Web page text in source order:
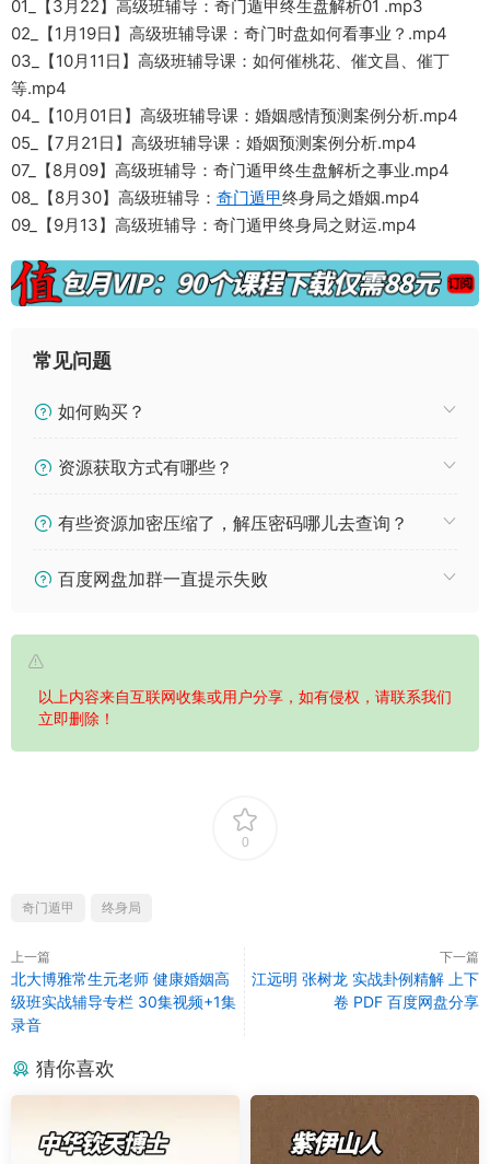
01_【3月22】高级班辅导：奇门遁甲终生盘解析01 .mp3
02_【1月19日】高级班辅导课：奇门时盘如何看事业？.mp4
03_【10月11日】高级班辅导课：如何催桃花、催文昌、催丁
等.mp4
04_【10月01日】高级班辅导课：婚姻感情预测案例分析.mp4
05_【7月21日】高级班辅导课：婚姻预测案例分析.mp4
07_【8月09】高级班辅导：奇门遁甲终生盘解析之事业.mp4
08_【8月30】高级班辅导： 奇门遁甲终身局之婚姻.mp4
09_【9月13】高级班辅导：奇门遁甲终身局之财运.mp4
常见问题
如何购买？
资源获取方式有哪些？
有些资源加密压缩了，解压密码哪儿去查询？
百度网盘加群一直提示失败
以上内容来自互联网收集或用户分享，如有侵权，请联系我们
立即删除！
0
奇门遁甲 终身局
上一篇
北大博雅常生元老师 健康婚姻高
级班实战辅导专栏 30集视频+1集
录音
下一篇
江远明 张树龙 实战卦例精解 上下
卷 PDF 百度网盘分享
猜你喜欢